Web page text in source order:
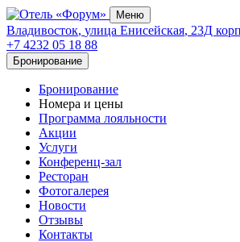
Меню
Владивосток, улица Енисейская, 23Д
+7 4232 05 18 88
Бронирование
Бронирование
Номера и цены
Программа лояльности
Акции
Услуги
Конференц-зал
Ресторан
Фотогалерея
Новости
Отзывы
Контакты